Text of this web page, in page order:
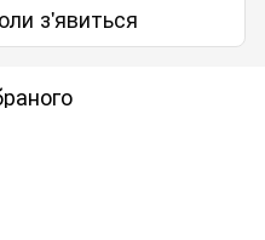
з'явиться